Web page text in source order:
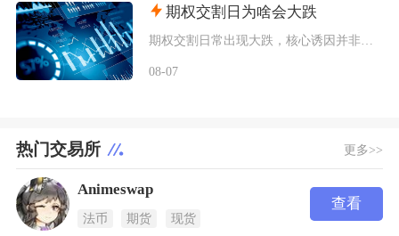
期权交割日为啥会大跌
08-07
热门交易所 更多>>
Animeswap
法币 期货 现货
查看